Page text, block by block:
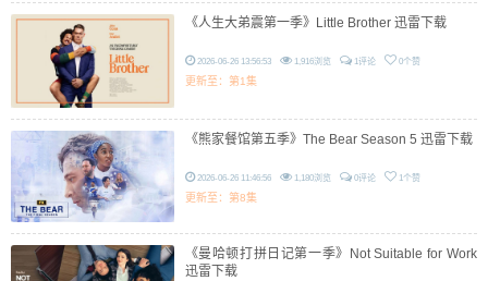
《人生大弟震第一季》Little Brother 迅雷下载
2026-06-26 13:56:53 1,916浏览 1评论 0个赞
更新至：第1集
《熊家餐馆第五季》The Bear Season 5 迅雷下载
2026-06-26 11:46:56 1,180浏览 0评论 1个赞
更新至：第8集
《曼哈顿打拼日记第一季》Not Suitable for Work
迅雷下载